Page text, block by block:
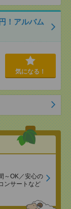
！アルバム
気になる！
～OK／安心の
ンサートなど